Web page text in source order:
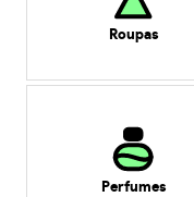
Roupas
Perfumes